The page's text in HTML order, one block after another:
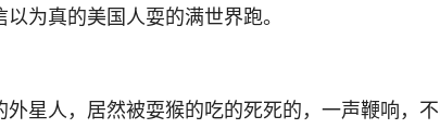
为真的美国人耍的满世界跑。
星人，居然被耍猴的吃的死死的，一声鞭响，